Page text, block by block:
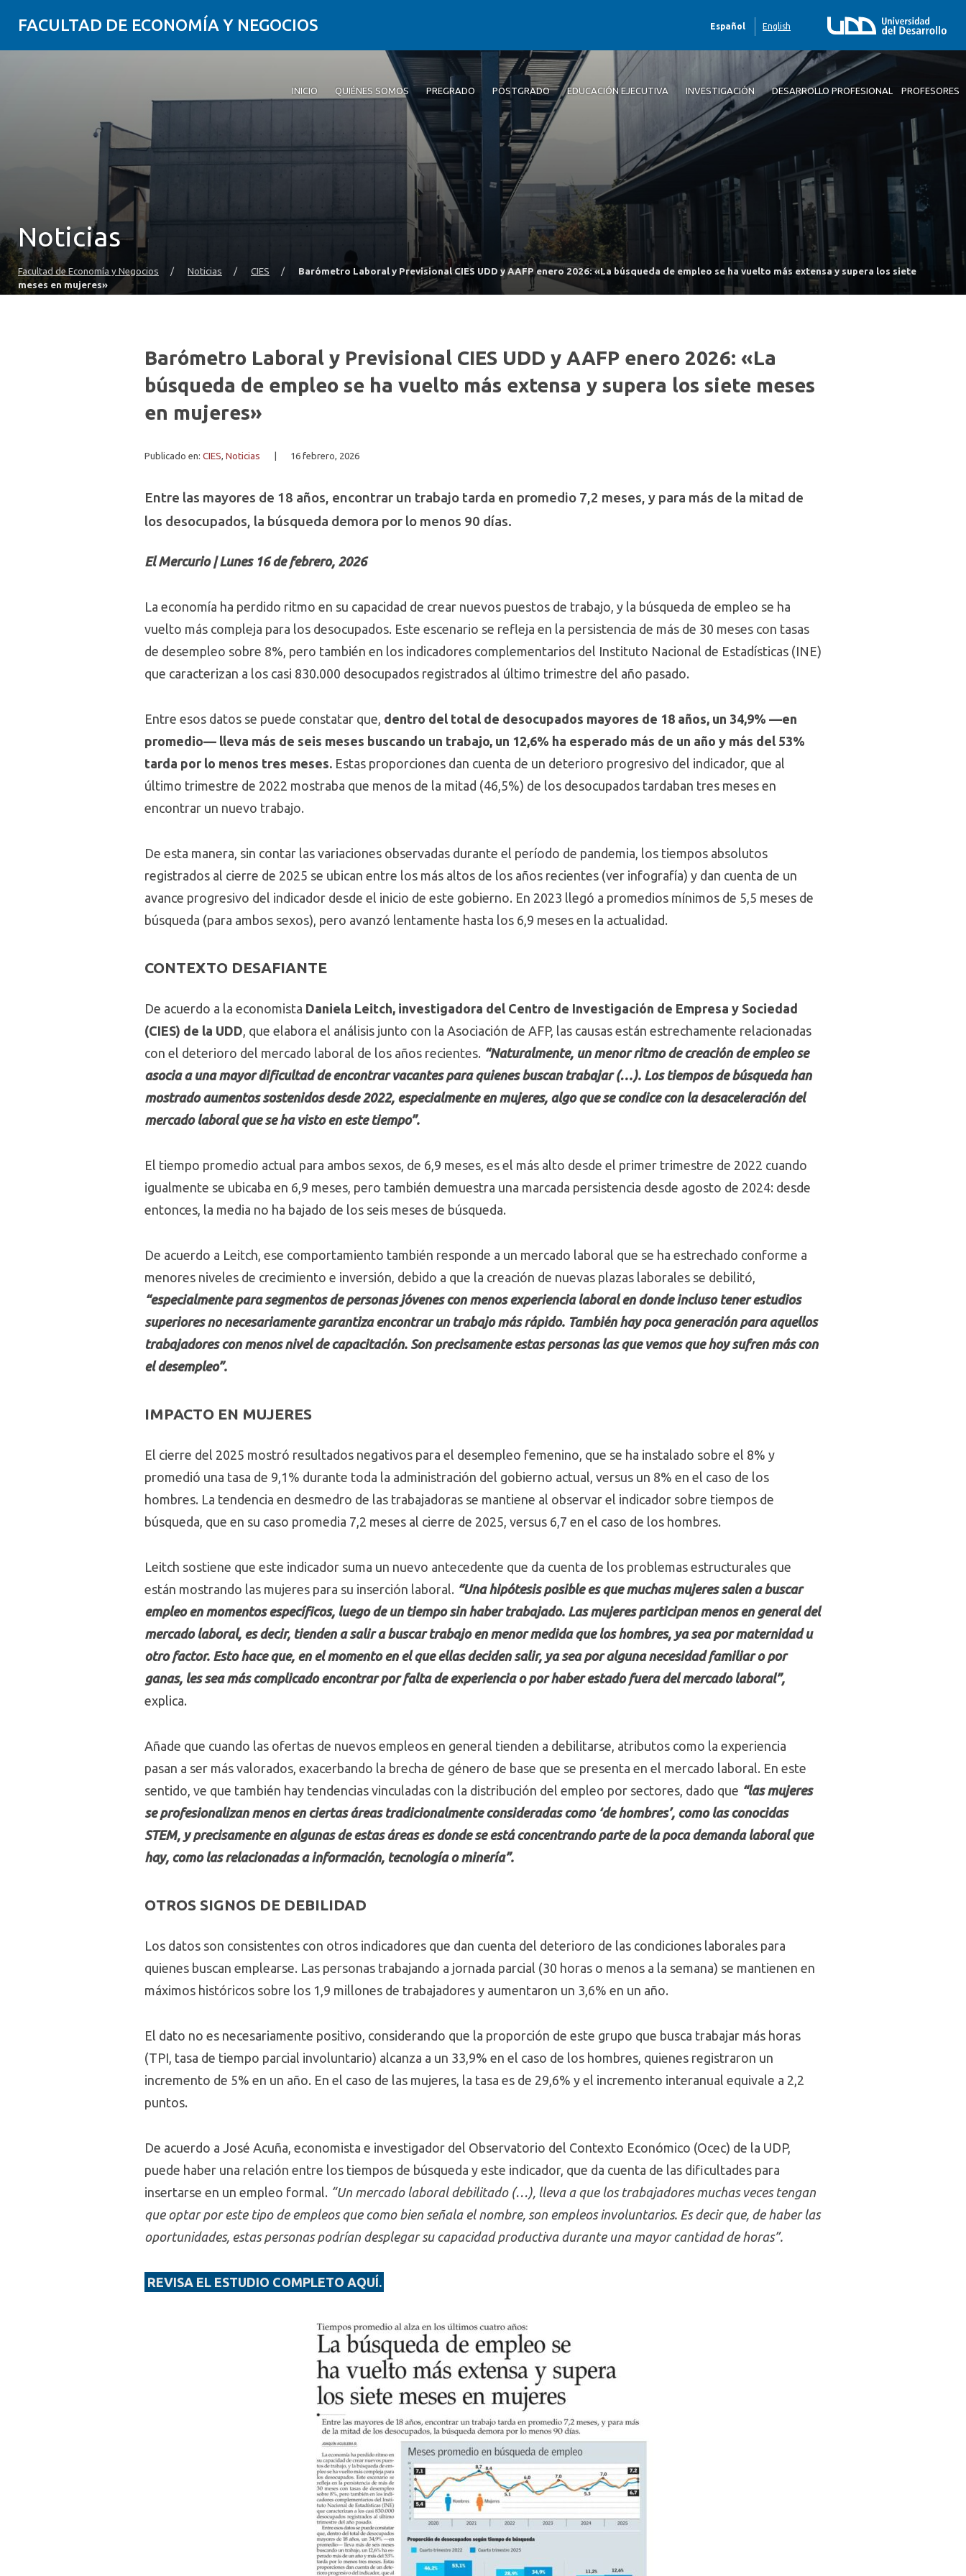
FACULTAD DE ECONOMÍA Y NEGOCIOS Español English
INICIO QUIÉNES SOMOS PREGRADO POSTGRADO EDUCACIÓN EJECUTIVA INVESTIGACIÓN DESARROLLO PROFESIONAL PROFESORES
Noticias
Facultad de Economía y Negocios / Noticias / CIES /
Barómetro Laboral y Previsional CIES UDD y AAFP enero 2026: «La búsqueda de empleo se ha vuelto más extensa y supera los siete
meses en mujeres»
Barómetro Laboral y Previsional CIES UDD y AAFP enero 2026: «La
búsqueda de empleo se ha vuelto más extensa y supera los siete meses
en mujeres»
Publicado en: CIES, Noticias 16 febrero, 2026
Entre las mayores de 18 años, encontrar un trabajo tarda en promedio 7,2 meses, y para más de la mitad de
los desocupados, la búsqueda demora por lo menos 90 días.
El Mercurio | Lunes 16 de febrero, 2026
La economía ha perdido ritmo en su capacidad de crear nuevos puestos de trabajo, y la búsqueda de empleo se ha
vuelto más compleja para los desocupados. Este escenario se refleja en la persistencia de más de 30 meses con tasas
de desempleo sobre 8%, pero también en los indicadores complementarios del Instituto Nacional de Estadísticas (INE)
que caracterizan a los casi 830.000 desocupados registrados al último trimestre del año pasado.
Entre esos datos se puede constatar que, dentro del total de desocupados mayores de 18 años, un 34,9% —en
promedio— lleva más de seis meses buscando un trabajo, un 12,6% ha esperado más de un año y más del 53%
tarda por lo menos tres meses. Estas proporciones dan cuenta de un deterioro progresivo del indicador, que al
último trimestre de 2022 mostraba que menos de la mitad (46,5%) de los desocupados tardaban tres meses en
encontrar un nuevo trabajo.
De esta manera, sin contar las variaciones observadas durante el período de pandemia, los tiempos absolutos
registrados al cierre de 2025 se ubican entre los más altos de los años recientes (ver infografía) y dan cuenta de un
avance progresivo del indicador desde el inicio de este gobierno. En 2023 llegó a promedios mínimos de 5,5 meses de
búsqueda (para ambos sexos), pero avanzó lentamente hasta los 6,9 meses en la actualidad.
CONTEXTO DESAFIANTE
De acuerdo a la economista Daniela Leitch, investigadora del Centro de Investigación de Empresa y Sociedad
(CIES) de la UDD, que elabora el análisis junto con la Asociación de AFP, las causas están estrechamente relacionadas
con el deterioro del mercado laboral de los años recientes. “Naturalmente, un menor ritmo de creación de empleo se
asocia a una mayor dificultad de encontrar vacantes para quienes buscan trabajar (…). Los tiempos de búsqueda han
mostrado aumentos sostenidos desde 2022, especialmente en mujeres, algo que se condice con la desaceleración del
mercado laboral que se ha visto en este tiempo”.
El tiempo promedio actual para ambos sexos, de 6,9 meses, es el más alto desde el primer trimestre de 2022 cuando
igualmente se ubicaba en 6,9 meses, pero también demuestra una marcada persistencia desde agosto de 2024: desde
entonces, la media no ha bajado de los seis meses de búsqueda.
De acuerdo a Leitch, ese comportamiento también responde a un mercado laboral que se ha estrechado conforme a
menores niveles de crecimiento e inversión, debido a que la creación de nuevas plazas laborales se debilitó,
“especialmente para segmentos de personas jóvenes con menos experiencia laboral en donde incluso tener estudios
superiores no necesariamente garantiza encontrar un trabajo más rápido. También hay poca generación para aquellos
trabajadores con menos nivel de capacitación. Son precisamente estas personas las que vemos que hoy sufren más con
el desempleo”.
IMPACTO EN MUJERES
El cierre del 2025 mostró resultados negativos para el desempleo femenino, que se ha instalado sobre el 8% y
promedió una tasa de 9,1% durante toda la administración del gobierno actual, versus un 8% en el caso de los
hombres. La tendencia en desmedro de las trabajadoras se mantiene al observar el indicador sobre tiempos de
búsqueda, que en su caso promedia 7,2 meses al cierre de 2025, versus 6,7 en el caso de los hombres.
Leitch sostiene que este indicador suma un nuevo antecedente que da cuenta de los problemas estructurales que
están mostrando las mujeres para su inserción laboral. “Una hipótesis posible es que muchas mujeres salen a buscar
empleo en momentos específicos, luego de un tiempo sin haber trabajado. Las mujeres participan menos en general del
mercado laboral, es decir, tienden a salir a buscar trabajo en menor medida que los hombres, ya sea por maternidad u
otro factor. Esto hace que, en el momento en el que ellas deciden salir, ya sea por alguna necesidad familiar o por
ganas, les sea más complicado encontrar por falta de experiencia o por haber estado fuera del mercado laboral”,
explica.
Añade que cuando las ofertas de nuevos empleos en general tienden a debilitarse, atributos como la experiencia
pasan a ser más valorados, exacerbando la brecha de género de base que se presenta en el mercado laboral. En este
sentido, ve que también hay tendencias vinculadas con la distribución del empleo por sectores, dado que “las mujeres
se profesionalizan menos en ciertas áreas tradicionalmente consideradas como ‘de hombres’, como las conocidas
STEM, y precisamente en algunas de estas áreas es donde se está concentrando parte de la poca demanda laboral que
hay, como las relacionadas a información, tecnología o minería”.
OTROS SIGNOS DE DEBILIDAD
Los datos son consistentes con otros indicadores que dan cuenta del deterioro de las condiciones laborales para
quienes buscan emplearse. Las personas trabajando a jornada parcial (30 horas o menos a la semana) se mantienen en
máximos históricos sobre los 1,9 millones de trabajadores y aumentaron un 3,6% en un año.
El dato no es necesariamente positivo, considerando que la proporción de este grupo que busca trabajar más horas
(TPI, tasa de tiempo parcial involuntario) alcanza a un 33,9% en el caso de los hombres, quienes registraron un
incremento de 5% en un año. En el caso de las mujeres, la tasa es de 29,6% y el incremento interanual equivale a 2,2
puntos.
De acuerdo a José Acuña, economista e investigador del Observatorio del Contexto Económico (Ocec) de la UDP,
puede haber una relación entre los tiempos de búsqueda y este indicador, que da cuenta de las dificultades para
insertarse en un empleo formal. “Un mercado laboral debilitado (…), lleva a que los trabajadores muchas veces tengan
que optar por este tipo de empleos que como bien señala el nombre, son empleos involuntarios. Es decir que, de haber las
oportunidades, estas personas podrían desplegar su capacidad productiva durante una mayor cantidad de horas”.
REVISA EL ESTUDIO COMPLETO AQUÍ.